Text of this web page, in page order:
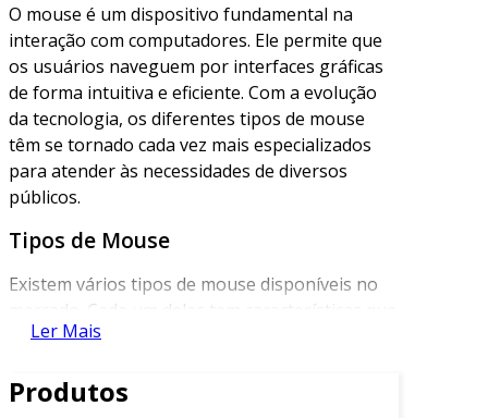
O mouse é um dispositivo fundamental na
interação com computadores. Ele permite que
os usuários naveguem por interfaces gráficas
de forma intuitiva e eficiente. Com a evolução
da tecnologia, os diferentes tipos de mouse
têm se tornado cada vez mais especializados
para atender às necessidades de diversos
públicos.
Tipos de Mouse
Existem vários tipos de mouse disponíveis no
mercado. Cada um deles tem características que
se adaptam melhor a diferentes usos e
podemos destacar:
Ler Mais
Produtos